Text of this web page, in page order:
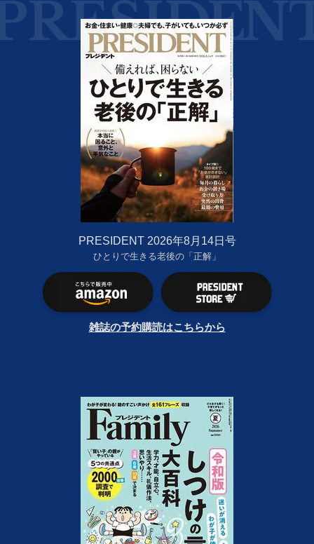
PRESIDENT 2026年8月14日号
ひとりで生きる老後の「正解」
雑誌の予約購読はこちらから